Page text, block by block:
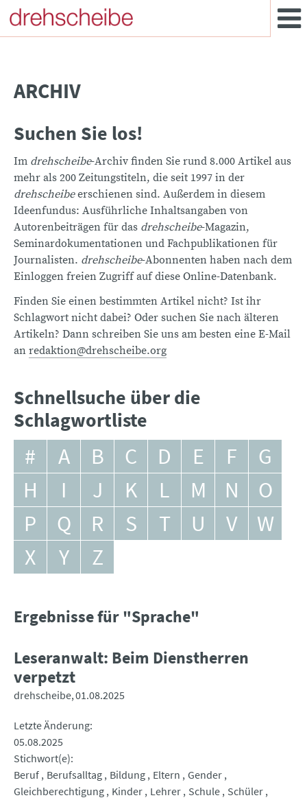
ARCHIV
Suchen Sie los!
Im drehscheibe-Archiv finden Sie rund 8.000 Artikel aus
mehr als 200 Zeitungstiteln, die seit 1997 in der
drehscheibeerschienen sind. Außerdem in diesem
Ideenfundus: Ausführliche Inhaltsangaben von
Autorenbeiträgen für das drehscheibe-Magazin,
Seminardokumentationen und Fachpublikationen für
Journalisten. drehscheibe-Abonnenten haben nach dem
Einloggen freien Zugriff auf diese Online-Datenbank.
Finden Sie einen bestimmten Artikel nicht? Ist ihr
Schlagwort nicht dabei? Oder suchen Sie nach älteren
Artikeln? Dann schreiben Sie uns am besten eine E-Mail
an redaktion@drehscheibe.org
Schnellsuche über die
Schlagwortliste
# A B C D E F
G
H
I J K L M N
O
P
Q R S T U V
W
X
Y Z
Ergebnisse für "Sprache"
Leseranwalt: Beim Dienstherren
verpetzt
drehscheibe 01.08.2025
Letzte Änderung
05.08.2025
Stichwort(e)
Beruf Berufsalltag Bildung Eltern Gender
Gleichberechtigung Kinder Lehrer Schule Schüler